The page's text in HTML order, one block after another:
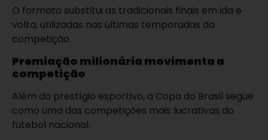
O formato substitui as tradicionais finais em ida e
volta, utilizadas nas últimas temporadas da
competição.
Premiação milionária movimenta a
competição
Além do prestígio esportivo, a Copa do Brasil segue
como uma das competições mais lucrativas do
futebol nacional.